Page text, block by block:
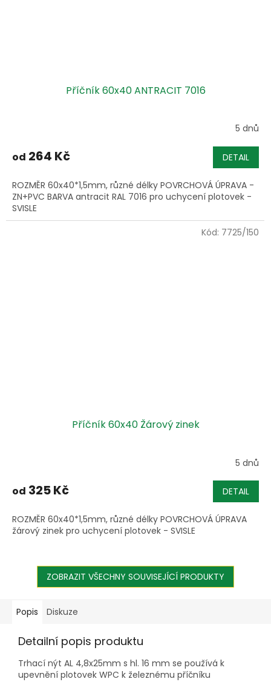
Příčník 60x40 ANTRACIT 7016
5 dnů
od 264 Kč DETAIL
ROZMĚR 60x40*1,5mm, různé délky POVRCHOVÁ ÚPRAVA -
ZN+PVC BARVA antracit RAL 7016 pro uchycení plotovek -
SVISLE
Příčník 60x40 Žárový zinek
5 dnů
od 325 Kč DETAIL
ROZMĚR 60x40*1,5mm, různé délky POVRCHOVÁ ÚPRAVA
žárový zinek pro uchycení plotovek - SVISLE
Kód: 7725/150
ZOBRAZIT VŠECHNY SOUVISEJÍCÍ PRODUKTY
Popis Diskuze
Detailní popis produktu
Trhací nýt AL 4,8x25mm s hl. 16 mm se používá k
upevnění plotovek WPC k železnému příčníku